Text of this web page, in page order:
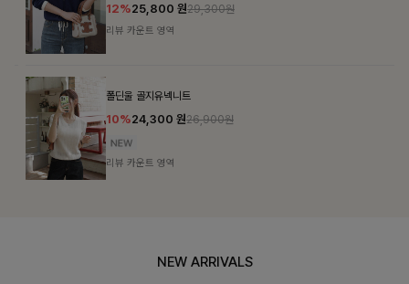
12%25,800원 29,300원
리뷰 카운트 영역
폴딘울 골지유넥니트
10%24,300원 26,900원
리뷰 카운트 영역
NEW ARRIVALS